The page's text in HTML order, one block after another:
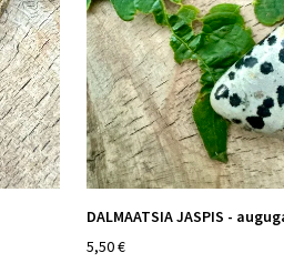
DALMAATSIA JASPIS -
5,50 €